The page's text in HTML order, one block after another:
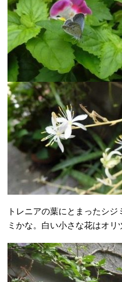
トレニアの葉にとまったシ
ミかな。白い小さな花はオリ